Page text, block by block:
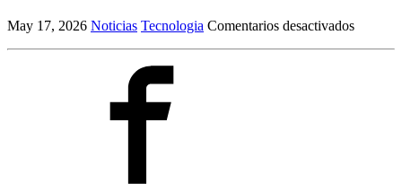
May 17, 2026 Noticias Tecnologia Comentarios desactivadosen